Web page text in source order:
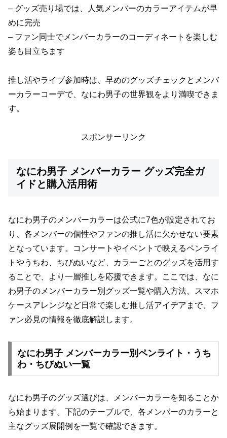
– グッズ売り場では、人気メンバーのカラーアイテムが早
めに完売
– ファン同士でメンバーカラーのコーディネートを楽しむ
姿も目立ちます
推し活やライブ参加時は、早めのグッズチェックとメンバ
ーカラーコーデで、なにわ男子の世界観をより満喫できま
す。
スポンサーリンク
なにわ男子 メンバーカラー グッズ完全ガ
イドと購入活用術
なにわ男子のメンバーカラーは公式に7色が設定されてお
り、各メンバーの個性やファンの推し活に欠かせない要素
となっています。コンサートやイベントで映えるペンライ
トやうちわ、ちびぬいなど、カラーごとのグッズを活用す
ることで、より一層推しを応援できます。ここでは、なに
わ男子のメンバーカラー別グッズ一覧や購入方法、スマホ
ケースアレンジなど日常で楽しむ推し活アイデアまで、フ
ァン必見の情報を徹底解説します。
なにわ男子 メンバーカラー別ペンライト・うち
わ・ちびぬい一覧
なにわ男子のグッズ選びは、メンバーカラーを知ることか
ら始まります。下記のテーブルで、各メンバーのカラーと
主なグッズ展開例を一覧で確認できます。